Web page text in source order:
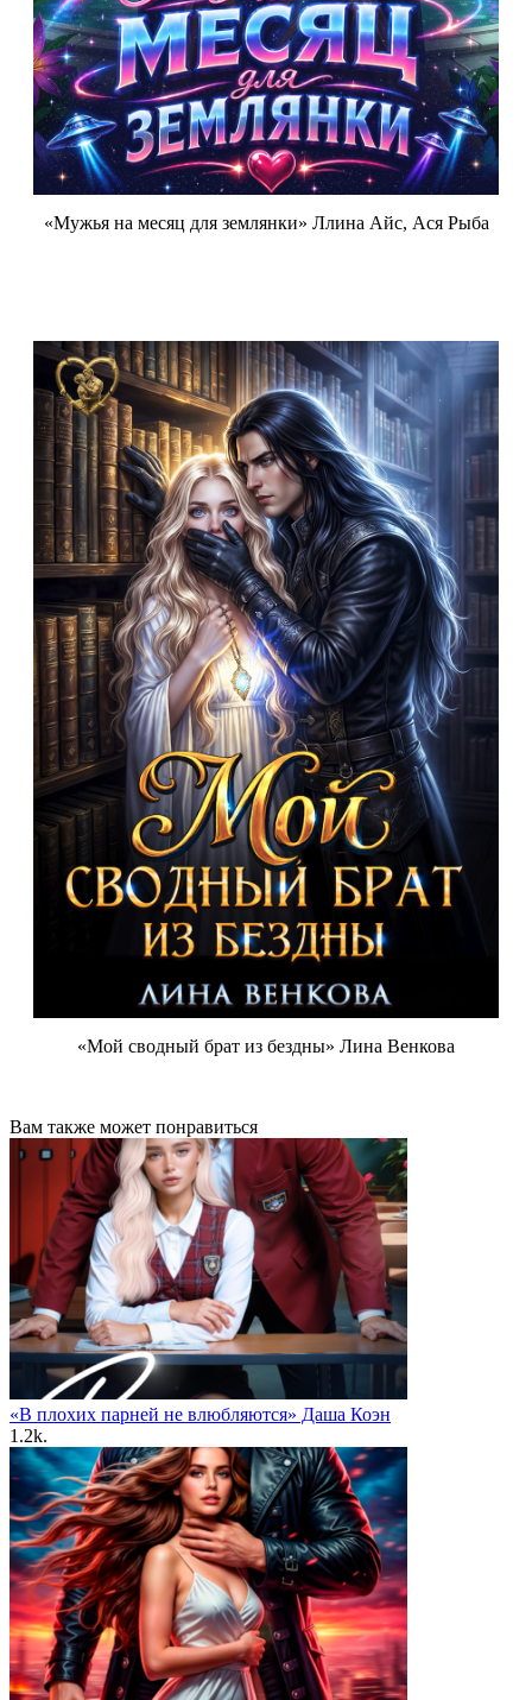
«Мужья на месяц для землянки» Ллина Айс, Ася Рыба
«Мой сводный брат из бездны» Лина Венкова
Вам также может понравиться
«В плохих парней не влюбляются» Даша Коэн
1.2k.